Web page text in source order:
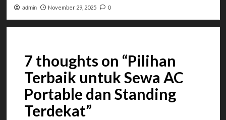
admin November 29, 2025 0
7 thoughts on “Pilihan
Terbaik untuk Sewa AC
Portable dan Standing
Terdekat”